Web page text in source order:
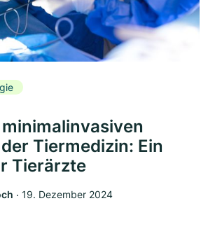
Tiermedizin: Ein
Tierärzte
‧ 19. Dezember 2024